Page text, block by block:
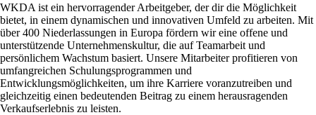
WKDA ist ein hervorragender Arbeitgeber, der dir die Möglichkeit
bietet, in einem dynamischen und innovativen Umfeld zu arbeiten. Mit
über 400 Niederlassungen in Europa fördern wir eine offene und
unterstützende Unternehmenskultur, die auf Teamarbeit und
persönlichem Wachstum basiert. Unsere Mitarbeiter profitieren von
umfangreichen Schulungsprogrammen und
Entwicklungsmöglichkeiten, um ihre Karriere voranzutreiben und
gleichzeitig einen bedeutenden Beitrag zu einem herausragenden
Verkaufserlebnis zu leisten.